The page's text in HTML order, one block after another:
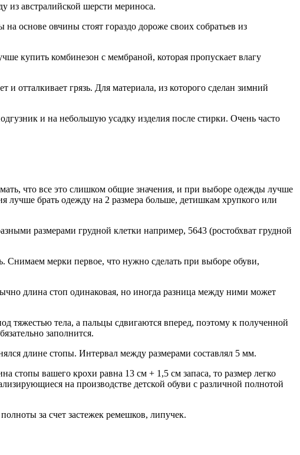
из австралийской шерсти мериноса.
основе овчины стоят гораздо дороже своих собратьев из
купить комбинезон с мембраной, которая пропускает влагу
отталкивает грязь. Для материала, из которого сделан зимний
и на небольшую усадку изделия после стирки. Очень часто
что все это слишком общие значения, и при выборе одежды лучше
брать одежду на 2 размера больше, детишкам хрупкого или
размерами грудной клетки например, 5643 (ростобхват грудной
Снимаем мерки первое, что нужно сделать при выборе обуви,
длина стоп одинаковая, но иногда разница между ними может
тяжестью тела, а пальцы сдвигаются вперед, поэтому к полученной
заполнится.
длине стопы. Интервал между размерами составлял 5 мм.
стопы вашего крохи равна 13 см + 1,5 см запаса, то размер легко
на производстве детской обуви с различной полнотой
за счет застежек ремешков, липучек.